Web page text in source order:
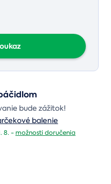
bude zážitok!
balenie
8. -možnosti doručenia